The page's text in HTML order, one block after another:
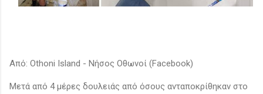
Από: Othoni Island - Νήσος Οθωνοί (Facebook)
Mετά από 4 μέρες δουλειάς από όσους ανταποκρίθηκαν στο